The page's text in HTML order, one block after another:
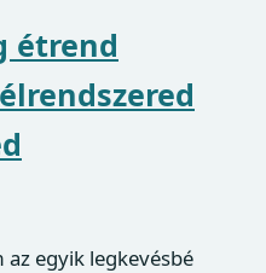
étrend
egyik legkevésbé